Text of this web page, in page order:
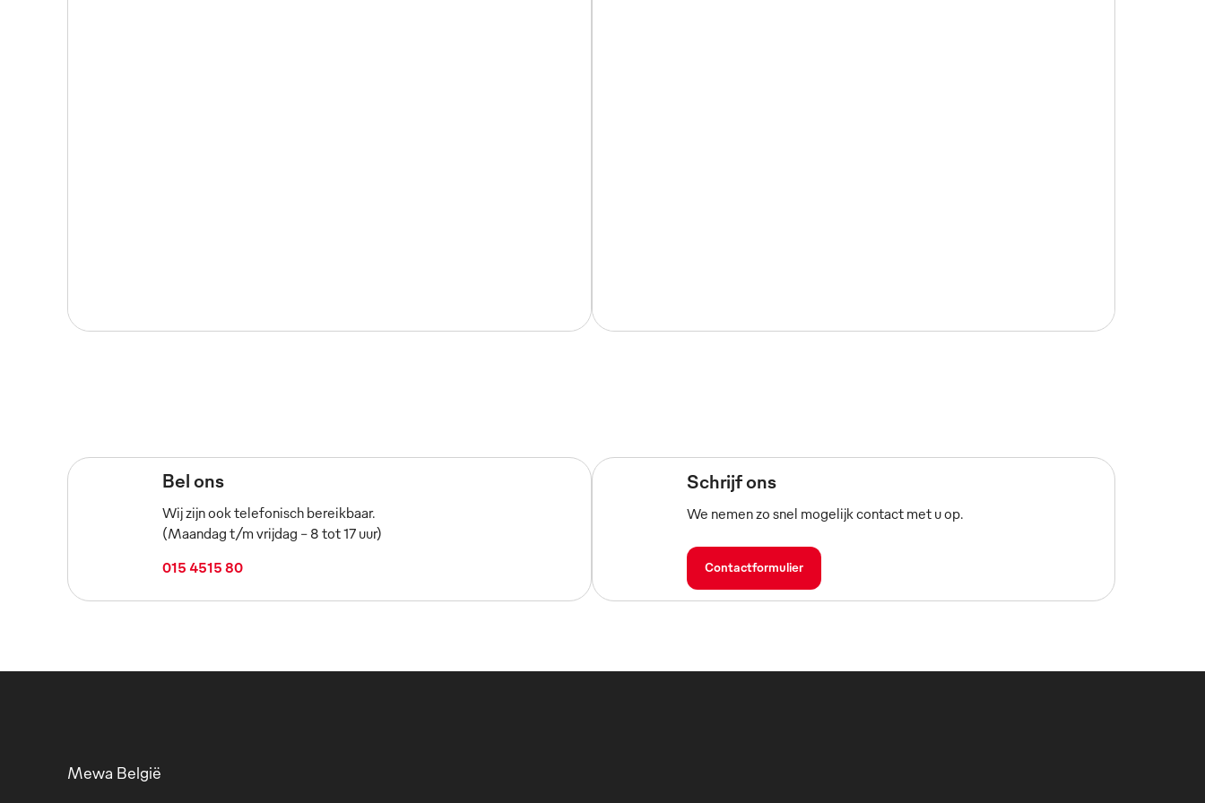
Bel ons
Wij zijn ook telefonisch bereikbaar.
(Maandag t/m vrijdag – 8 tot 17 uur)
015 4515 80
Schrijf ons
We nemen zo snel mogelijk contact met u op.
Contactformulier
Mewa België